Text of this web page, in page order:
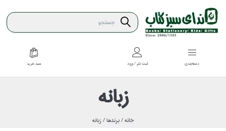
دسته‌بندي ثبت نام / ورود سبد خريد
زبانه
خانه /برندها /زبانه